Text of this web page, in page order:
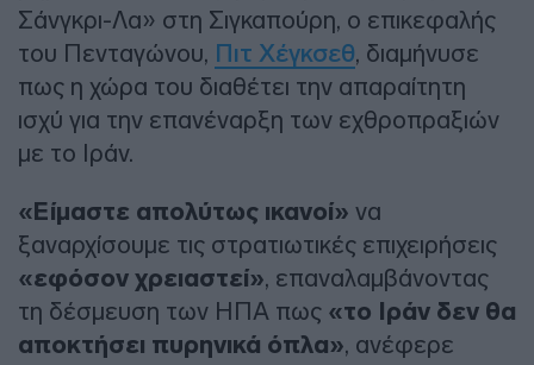
Σάνγκρι-Λα» στη Σιγκαπούρη, ο επικεφαλής
του Πενταγώνου, Πιτ Χέγκσεθ, διαμήνυσε
πως η χώρα του διαθέτει την απαραίτητη
ισχύ για την επανέναρξη των εχθροπραξιών
με το Ιράν.
«Είμαστε απολύτως ικανοί» να
ξαναρχίσουμε τις στρατιωτικές επιχειρήσεις
«εφόσον χρειαστεί», επαναλαμβάνοντας
τη δέσμευση των ΗΠΑ πως «το Ιράν δεν θα
αποκτήσει πυρηνικά όπλα», ανέφερε